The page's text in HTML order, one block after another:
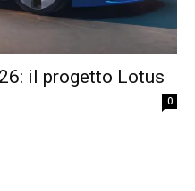
il progetto Lotus
0